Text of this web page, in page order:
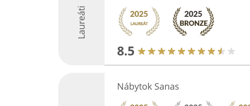
Laureáti
8.5
Nábytok Sanas